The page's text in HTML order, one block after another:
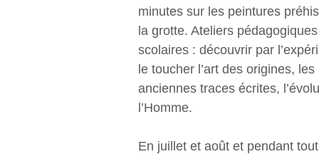
minutes sur les peintures
la grotte. Ateliers
scolaires : découvrir par
le toucher l’art des origines, les
anciennes traces écrites,
l’Homme.
En juillet et août et pendant